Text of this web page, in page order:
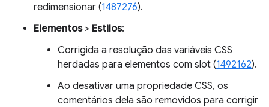
redimensionar (1487276).
Elementos> Estilos:
Corrigida a resolução das variáveis CSS
herdadas para elementos com slot (1492162).
Ao desativar uma propriedade CSS, os
comentários dela são removidos para corrigir